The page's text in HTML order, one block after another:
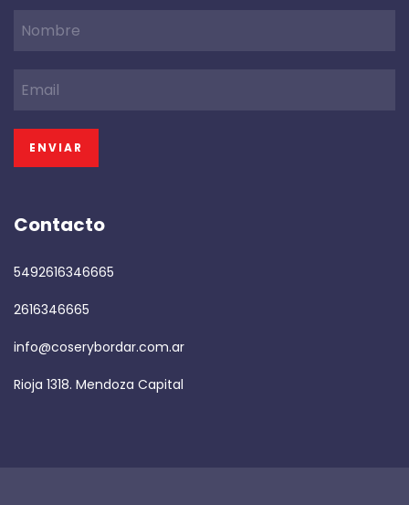
Contacto
5492616346665
2616346665
info@coserybordar.com.ar
Rioja 1318. Mendoza Capital